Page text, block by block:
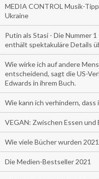
MEDIA CONTROL Musik-
Ukraine
Putin als Stasi - Die Nummer
enthält spektakuläre Details
Wie wirke ich auf andere
entscheidend, sagt die US-
Edwards in ihrem Buch.
Wie kann ich verhindern, dass
VEGAN: Zwischen Essen und
Wie viele Bücher wurden
Die Medien-Bestseller 2021